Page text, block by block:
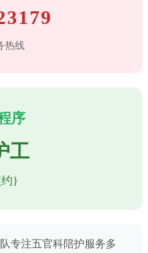
热线
序
工
}
专注五官科陪护服务多